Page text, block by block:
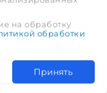
на обработку
обработки
Принять